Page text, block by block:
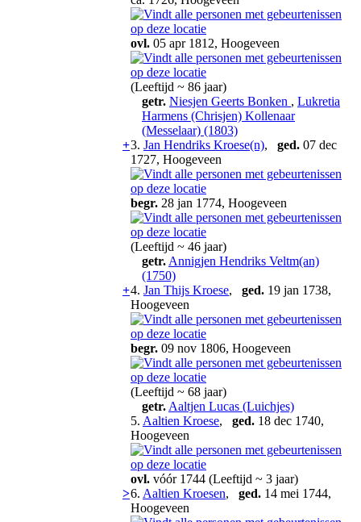
ovl. 05 apr 1812, Hoogeveen
(Leeftijd ~ 86 jaar)
getr. Niesjen Geerts Bonken , Lukretia
Harmens (Chrisjen) Kollenaar
(Messelaar) (1803)
+3. Jan Hendriks Kroese(n), ged. 07 dec
1727, Hoogeveen
begr. 28 jan 1774, Hoogeveen
(Leeftijd ~ 46 jaar)
getr. Annigjen Hendriks Veltm(an)
(1750)
+4. Jan Thijs Kroese, ged. 19 jan 1738,
Hoogeveen
begr. 09 nov 1806, Hoogeveen
(Leeftijd ~ 68 jaar)
getr. Aaltjen Lucas (Luichjes)
5. Aaltien Kroese, ged. 18 dec 1740,
Hoogeveen
ovl. vóór 1744 (Leeftijd ~ 3 jaar)
>6. Aaltien Kroesen, ged. 14 mei 1744,
Hoogeveen